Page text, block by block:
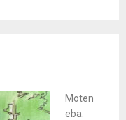
Moten
eba.